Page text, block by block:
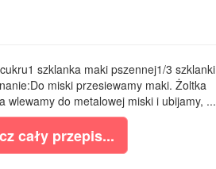
szklanka maki pszennej1/3 szklanki
miski przesiewamy maki. Żoltka
wlewamy do metalowej miski i ubijamy, ...
cały przepis...